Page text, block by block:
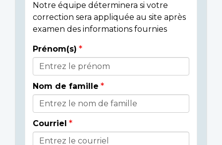
Notre équipe déterminera si votre
correction sera appliquée au site après
examen des informations fournies
Donor
Details
Prénom(s)
Nom de famille
Courriel